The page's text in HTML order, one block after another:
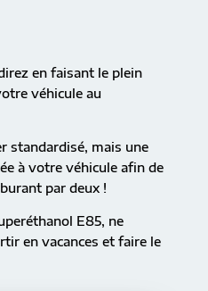
en faisant le plein
véhicule au
standardisé, mais une
à votre véhicule afin de
par deux !
E85, ne
en vacances et faire le